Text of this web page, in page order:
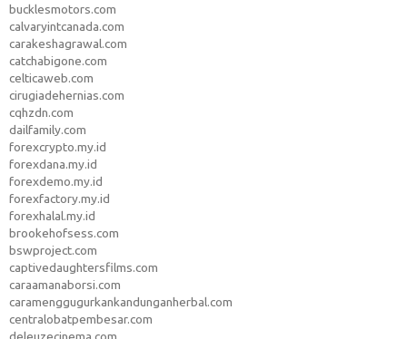
bucklesmotors.com
calvaryintcanada.com
carakeshagrawal.com
catchabigone.com
celticaweb.com
cirugiadehernias.com
cqhzdn.com
dailfamily.com
forexcrypto.my.id
forexdana.my.id
forexdemo.my.id
forexfactory.my.id
forexhalal.my.id
brookehofsess.com
bswproject.com
captivedaughtersfilms.com
caraamanaborsi.com
caramenggugurkankandunganherbal.com
centralobatpembesar.com